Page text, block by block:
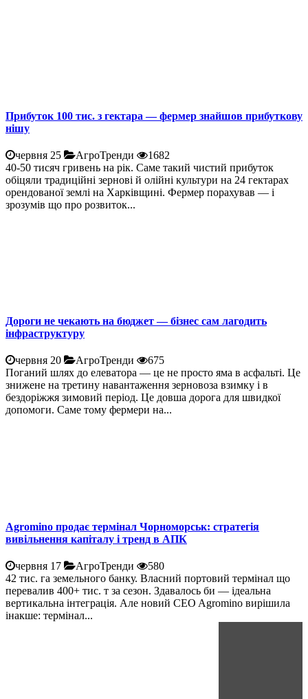
Прибуток 100 тис. з гектара — фермер знайшов прибуткову
нішу
червня 25 АгроТренди
1682
40-50 тисяч гривень на рік. Саме такий чистий прибуток
обіцяли традиційні зернові й олійні культури на 24 гектарах
орендованої землі на Харківщині. Фермер порахував — і
зрозумів що про розвиток...
Дороги не чекають на бюджет — бізнес сам лагодить
інфраструктуру
червня 20 АгроТренди
675
Поганий шлях до елеватора — це не просто яма в асфальті. Це
знижене на третину навантаження зерновоза взимку і в
бездоріжжя зимовий період. Це довша дорога для швидкої
допомоги. Саме тому фермери на...
Agromino продає термінал Чорноморськ: стратегія
вивільнення капіталу і тренд в АПК
червня 17 АгроТренди
580
42 тис. га земельного банку. Власний портовий термінал що
перевалив 400+ тис. т за сезон. Здавалось би — ідеальна
вертикальна інтеграція. Але новий CEO Agromino вирішила
інакше: термінал...